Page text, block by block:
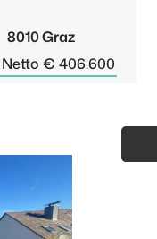
8010 Graz
€ 406.600